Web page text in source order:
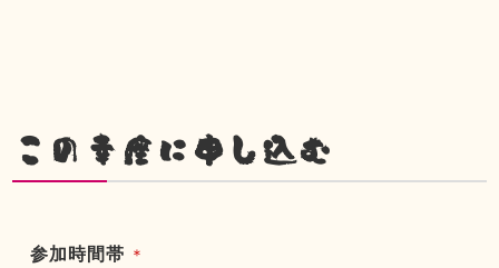
この幸座に申し込む
参加時間帯 ＊